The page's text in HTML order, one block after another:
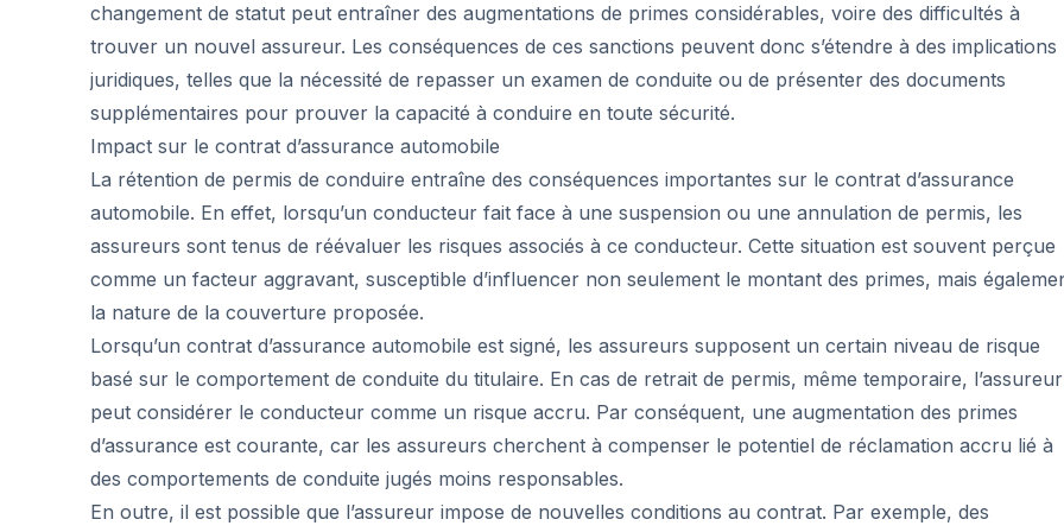
changement de statut peut entraîner des augmentations de primes considérables, voire des difficultés à
trouver un nouvel assureur. Les conséquences de ces sanctions peuvent donc s’étendre à des implications
juridiques, telles que la nécessité de repasser un examen de conduite ou de présenter des documents
supplémentaires pour prouver la capacité à conduire en toute sécurité.
Impact sur le contrat d’assurance automobile
La rétention de permis de conduire entraîne des conséquences importantes sur le contrat d’assurance
automobile. En effet, lorsqu’un conducteur fait face à une suspension ou une annulation de permis, les
assureurs sont tenus de réévaluer les risques associés à ce conducteur. Cette situation est souvent perçue
comme un facteur aggravant, susceptible d’influencer non seulement le montant des primes, mais
la nature de la couverture proposée.
Lorsqu’un contrat d’assurance automobile est signé, les assureurs supposent un certain niveau de risque
basé sur le comportement de conduite du titulaire. En cas de retrait de permis, même temporaire, l’assureur
peut considérer le conducteur comme un risque accru. Par conséquent, une augmentation des primes
d’assurance est courante, car les assureurs cherchent à compenser le potentiel de réclamation accru lié à
des comportements de conduite jugés moins responsables.
En outre, il est possible que l’assureur impose de nouvelles conditions au contrat. Par exemple, des